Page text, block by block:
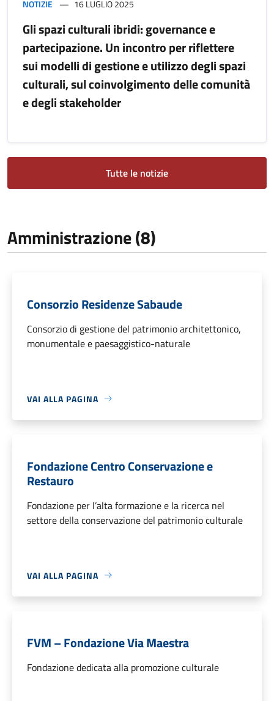
NOTIZIE 16 LUGLIO 2025
Gli spazi culturali ibridi: governance e
partecipazione. Un incontro per riflettere
sui modelli di gestione e utilizzo degli spazi
culturali, sul coinvolgimento delle comunità
e degli stakeholder
Tutte le notizie
Amministrazione (8)
Consorzio Residenze Sabaude
Consorzio di gestione del patrimonio architettonico,
monumentale e paesaggistico-naturale
VAI ALLA PAGINA
Fondazione Centro Conservazione e
Restauro
Fondazione per l’alta formazione e la ricerca nel
settore della conservazione del patrimonio culturale
VAI ALLA PAGINA
FVM – Fondazione Via Maestra
Fondazione dedicata alla promozione culturale